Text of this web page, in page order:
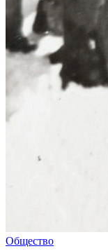
Общество